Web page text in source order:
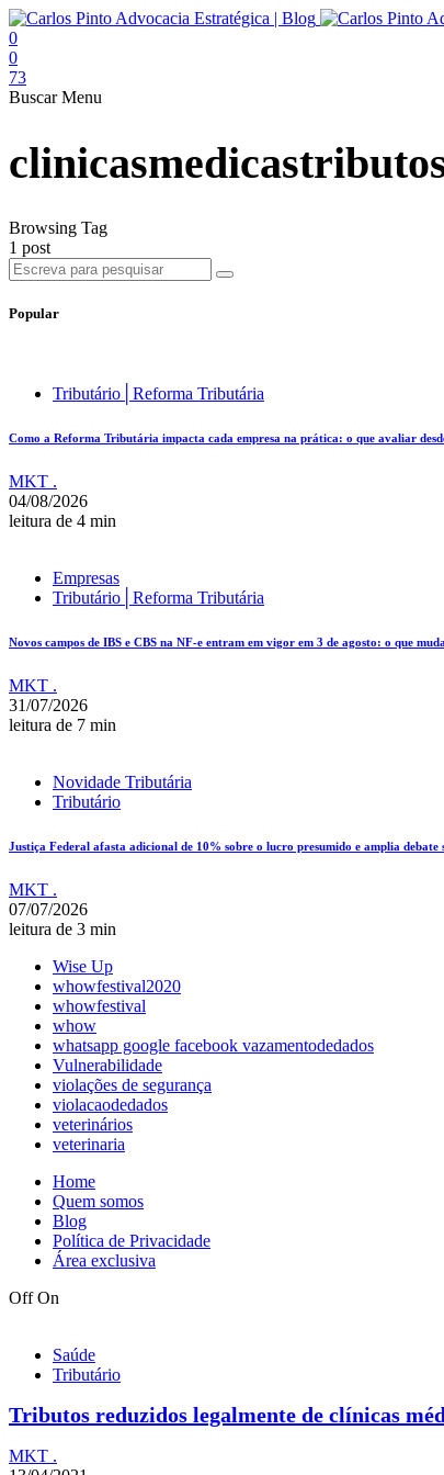
0
0
73
Buscar Menu
Browsing Tag
1 post
Popular
Tributário│Reforma Tributária
Como a Reforma Tributária impacta cada empresa na prática: o que avaliar
MKT .
04/08/2026
leitura de 4 min
Empresas
Tributário│Reforma Tributária
Novos campos de IBS e CBS na NF-e entram em vigor em 3 de agosto: o que
MKT .
31/07/2026
leitura de 7 min
Novidade Tributária
Tributário
Justiça Federal afasta adicional de 10% sobre o lucro presumido e amplia debate
MKT .
07/07/2026
leitura de 3 min
Wise Up
whowfestival2020
whowfestival
whow
whatsapp google facebook vazamentodedados
Vulnerabilidade
violações de segurança
violacaodedados
veterinários
veterinaria
Home
Quem somos
Blog
Política de Privacidade
Área exclusiva
Off On
Saúde
Tributário
Tributos reduzidos legalmente de clínicas
MKT .